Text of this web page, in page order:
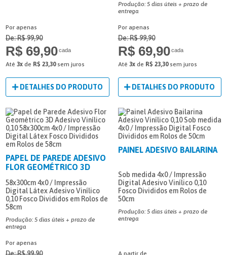
Por apenas
De: R$ 99,90
R$ 69,90cada
Até 3x de R$ 23,30sem juros
DETALHES DO PRODUTO
Produção: 5 dias úteis + prazo de
entrega
Por apenas
De: R$ 99,90
R$ 69,90 cada
Até 3xde R$ 23,30sem juros
DETALHES DO PRODUTO
PAPEL DE PAREDE ADESIVO
FLOR GEOMÉTRICO 3D
58x300cm4x0 / Impressão
Digital LátexAdesivo Vinílico
0,10 Fosco Divididos em Rolos de
58cm
Produção: 5 dias úteis + prazo de
entrega
Por apenas
PAINEL ADESIVO BAILARINA
Sob medida 4x0 / Impressão
Digital Adesivo Vinílico 0,10
Fosco Divididos em Rolos de
50cm
Produção: 5 dias úteis + prazo de
entrega
A partir de